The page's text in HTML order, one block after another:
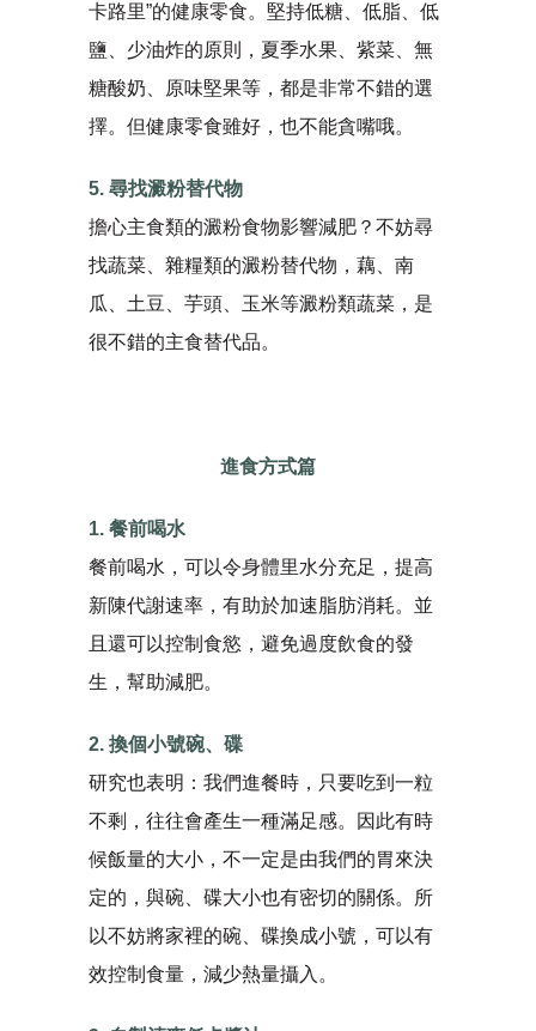
卡路里”的健康零食。堅持低糖、低脂、低
鹽、少油炸的原則，夏季水果、紫菜、無
糖酸奶、原味堅果等，都是非常不錯的選
擇。但健康零食雖好，也不能貪嘴哦。
5. 尋找澱粉替代物
擔心主食類的澱粉食物影響減肥？不妨尋
找蔬菜、雜糧類的澱粉替代物，藕、南
瓜、土豆、芋頭、玉米等澱粉類蔬菜，是
很不錯的主食替代品。
進食方式篇
1. 餐前喝水
餐前喝水，可以令身體里水分充足，提高
新陳代謝速率，有助於加速脂肪消耗。並
且還可以控制食慾，避免過度飲食的發
生，幫助減肥。
2. 換個小號碗、碟
研究也表明：我們進餐時，只要吃到一粒
不剩，往往會產生一種滿足感。因此有時
候飯量的大小，不一定是由我們的胃來決
定的，與碗、碟大小也有密切的關係。所
以不妨將家裡的碗、碟換成小號，可以有
效控制食量，減少熱量攝入。